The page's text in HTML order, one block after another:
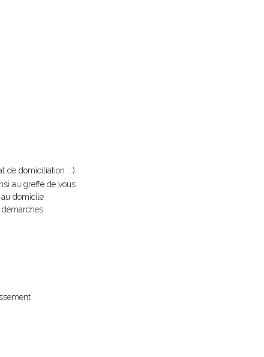
de domiciliation ...).
au greffe de vous
domicile